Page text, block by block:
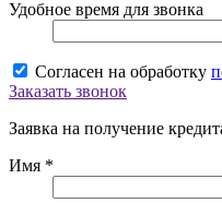
Удобное время для звонка
Согласен на обработку
Заказать звонок
Заявка на получение
Имя *